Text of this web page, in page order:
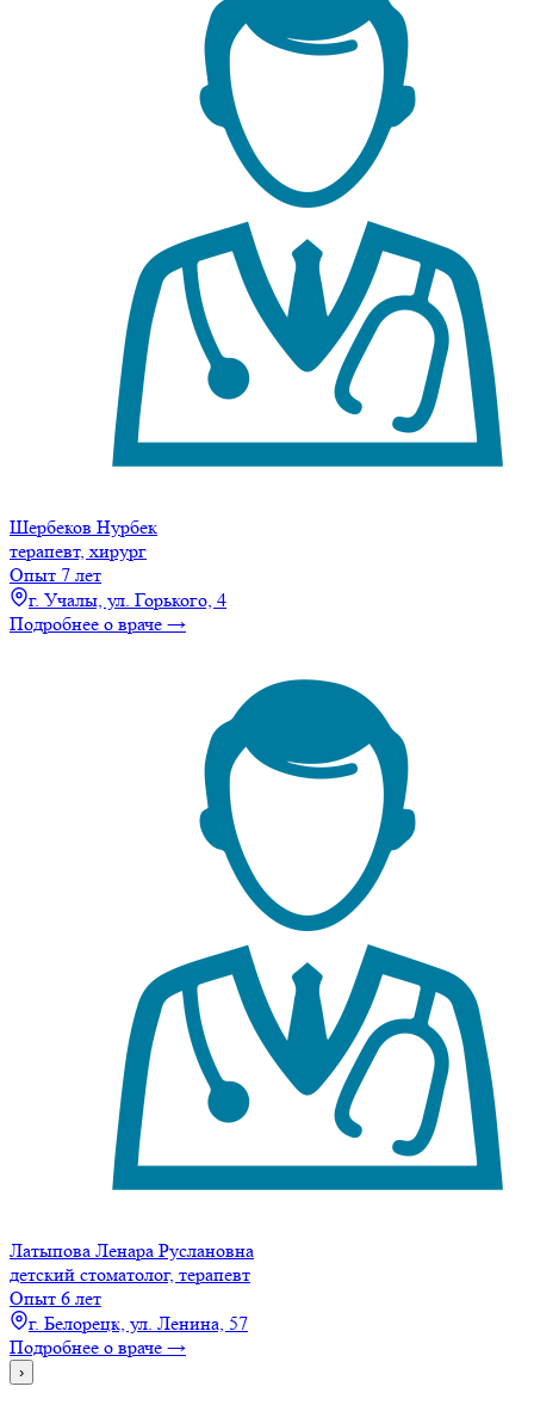
Шербеков Нурбек
терапевт, хирург
Опыт 7 лет
г. Учалы, ул. Горького, 4
Подробнее о враче →
Латыпова Ленара Руслановна
детский стоматолог, терапевт
Опыт 6 лет
г. Белорецк, ул. Ленина, 57
Подробнее о враче →
›